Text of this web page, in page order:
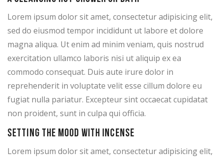
Lorem ipsum dolor sit amet, consectetur adipisicing elit,
sed do eiusmod tempor incididunt ut labore et dolore
magna aliqua. Ut enim ad minim veniam, quis nostrud
exercitation ullamco laboris nisi ut aliquip ex ea
commodo consequat. Duis aute irure dolor in
reprehenderit in voluptate velit esse cillum dolore eu
fugiat nulla pariatur. Excepteur sint occaecat cupidatat
non proident, sunt in culpa qui officia.
Setting the mood with incense
Lorem ipsum dolor sit amet, consectetur adipisicing elit,